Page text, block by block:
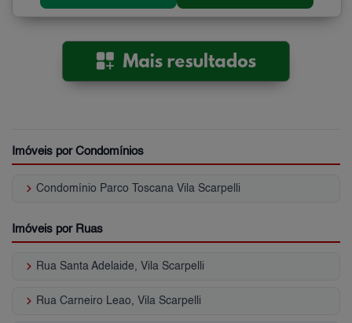
Imóveis por Condomínios
keyboard_arrow_right Condomínio Parco Toscana Vila Scarpelli
Imóveis por Ruas
keyboard_arrow_right Rua Santa Adelaide, Vila Scarpelli
keyboard_arrow_right Rua Carneiro Leao, Vila Scarpelli